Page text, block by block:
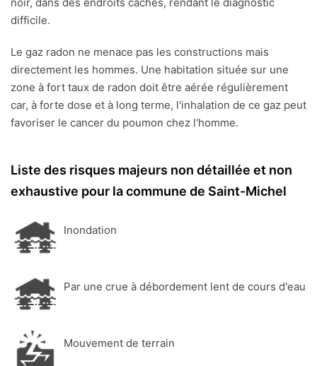
difficile.
Le gaz radon ne menace pas les constructions mais
directement les hommes. Une habitation située sur une
zone à fort taux de radon doit être aérée régulièrement
car, à forte dose et à long terme, l'inhalation de ce gaz peut
favoriser le cancer du poumon chez l'homme.
Liste des risques majeurs non détaillée et non
exhaustive pour la commune de Saint-Michel
Inondation
Par une crue à débordement lent de cours d'eau
Mouvement de terrain